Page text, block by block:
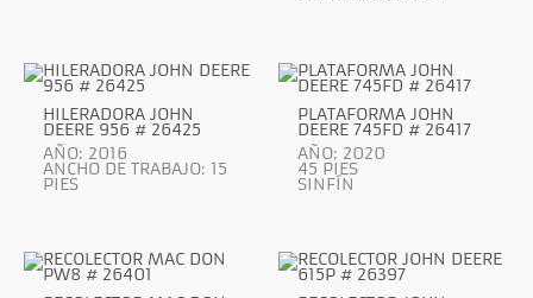
HILERADORA JOHN
DEERE 956 # 26425
AÑO: 2016
ANCHO DE TRABAJO: 15
PIES
PLATAFORMA JOHN
DEERE 745FD # 26417
AÑO: 2020
45 PIES
SINFÍN